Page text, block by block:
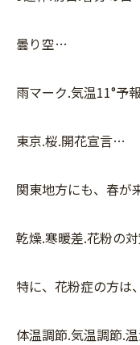
曇り空…
雨マーク.気温11°予
東京.桜.開花宣言…
関東地方にも、春が
乾燥.寒暖差.花粉の
特に、花粉症の方は
体温調節.気温調節.